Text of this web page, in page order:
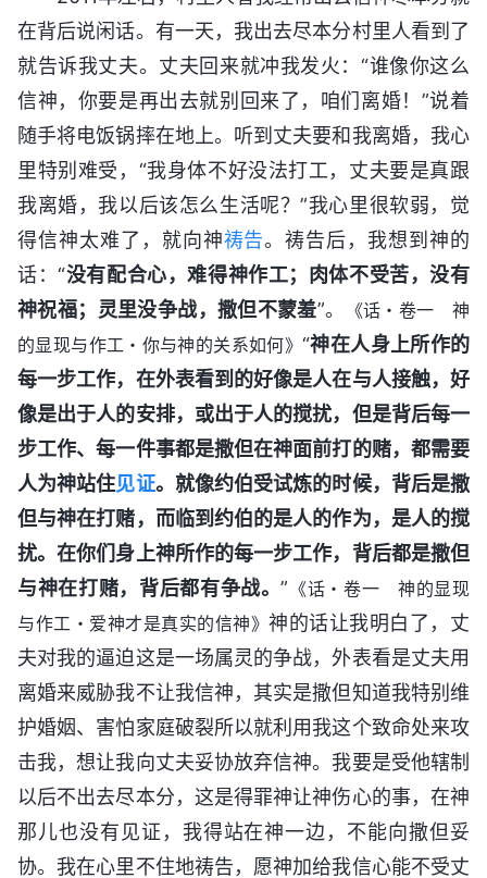
在背后说闲话。有一天，我出去尽本分村里人看到了
就告诉我丈夫。丈夫回来就冲我发火：“谁像你这么
信神，你要是再出去就别回来了，咱们离婚！”说着
随手将电饭锅摔在地上。听到丈夫要和我离婚，我心
里特别难受，“我身体不好没法打工，丈夫要是真跟
我离婚，我以后该怎么生活呢？”我心里很软弱，觉
得信神太难了，就向神祷告。祷告后，我想到神的
话：“没有配合心，难得神作工；肉体不受苦，没有
神祝福；灵里没争战，撒但不蒙羞”。
《话・卷一 神
的显现与作工・你与神的关系如何》 “神在人身上所作的
每一步工作，在外表看到的好像是人在与人接触，好
像是出于人的安排，或出于人的搅扰，但是背后每一
步工作、每一件事都是撒但在神面前打的赌，都需要
人为神站住见证。就像约伯受试炼的时候，背后是撒
但与神在打赌，而临到约伯的是人的作为，是人的搅
扰。在你们身上神所作的每一步工作，背后都是撒但
与神在打赌，背后都有争战。” 《话・卷一 神的显现
与作工・爱神才是真实的信神》神的话让我明白了，丈
夫对我的逼迫这是一场属灵的争战，外表看是丈夫用
离婚来威胁我不让我信神，其实是撒但知道我特别维
护婚姻、害怕家庭破裂所以就利用我这个致命处来攻
击我，想让我向丈夫妥协放弃信神。我要是受他辖制
以后不出去尽本分，这是得罪神让神伤心的事，在神
那儿也没有见证，我得站在神一边，不能向撒但妥
协。我在心里不住地祷告，愿神加给我信心能不受丈